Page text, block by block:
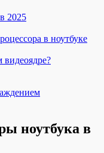
2025
в ноутбуке
ноутбука в